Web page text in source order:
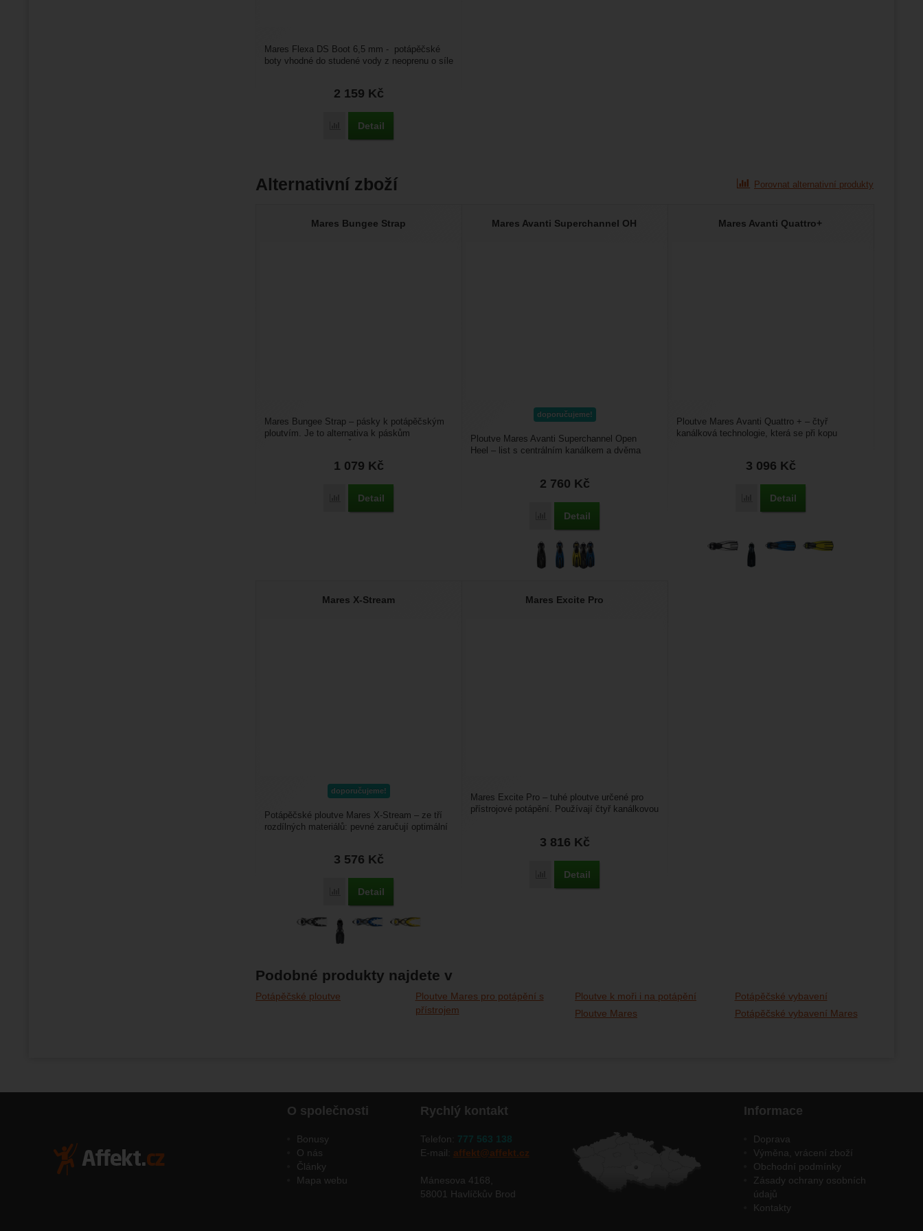
2 159 Kč
Porovnat
Detail
Mares Flexa DS Boot 6,5 mm - potápěčské
boty vhodné do studené vody z neoprenu o síle
Alternativní zboží Porovnat alternativní produkty
Mares Bungee Strap
1 079 Kč
Porovnat
Detail
Mares Bungee Strap – pásky k potápěčským
ploutvím. Je to alternativa k páskům
Mares Avanti Superchannel OH
doporučujeme!
2 760 Kč
Porovnat
Detail
Ploutve Mares Avanti Superchannel Open
Heel – list s centrálním kanálkem a dvěma
Mares Avanti Quattro+
3 096 Kč
Porovnat
Detail
Ploutve Mares Avanti Quattro + – čtyř
kanálková technologie, která se při kopu
Mares X-Stream
doporučujeme!
3 576 Kč
Porovnat
Detail
Potápěčské ploutve Mares X-Stream – ze tří
rozdílných materiálů: pevné zaručují optimální
Mares Excite Pro
3 816 Kč
Porovnat
Detail
Mares Excite Pro – tuhé ploutve určené pro
přístrojové potápění. Používají čtyř kanálkovou
Podobné produkty najdete v
Potápěčské ploutve
Ploutve Mares pro potápění s
přístrojem
Ploutve k moři i na potápění
Ploutve Mares
Potápěčské vybavení
Potápěčské vybavení Mares
O společnosti
Bonusy
O nás
Články
Mapa webu
Rychlý kontakt
Telefon: 777 563 138
E-mail: affekt@affekt.cz
Mánesova 4168,
58001 Havlíčkův Brod
Informace
Doprava
Výměna, vrácení zboží
Obchodní podmínky
Zásady ochrany osobních
údajů
Kontakty